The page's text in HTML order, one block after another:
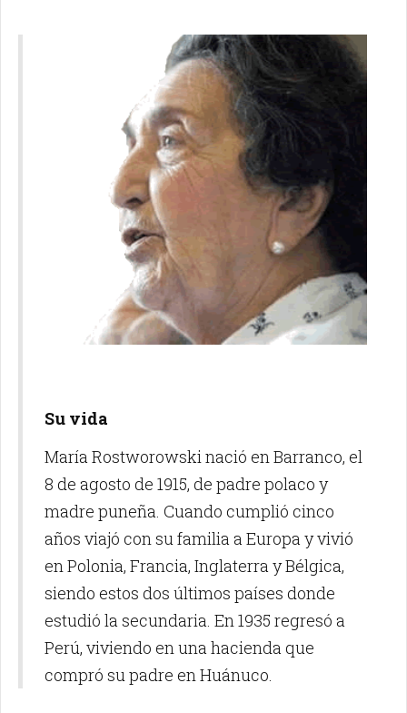
Su vida
María Rostworowski nació en Barranco, el
8 de agosto de 1915, de padre polaco y
madre puneña. Cuando cumplió cinco
años viajó con su familia a Europa y vivió
en Polonia, Francia, Inglaterra y Bélgica,
siendo estos dos últimos países donde
estudió la secundaria. En 1935 regresó a
Perú, viviendo en una hacienda que
compró su padre en Huánuco.